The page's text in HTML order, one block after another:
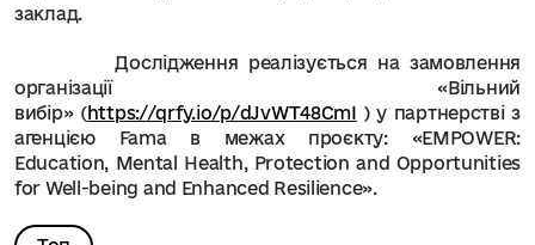
заклад.
Дослідження реалізується на замовлення
організації «Вільний
вибір»(https://qrfy.io/p/dJvWT48CmI ) у партнерстві з
агенцією Fama в межах проєкту: «EMPOWER:
Education, Mental Health, Protection and Opportunities
for Well-being and Enhanced Resilience».